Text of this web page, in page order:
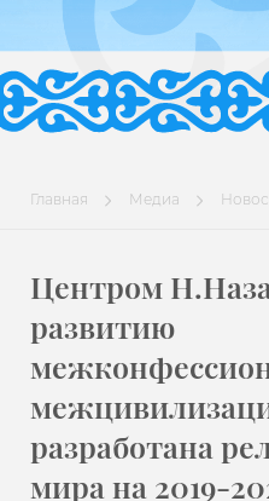
Главная Медиа
Центром
развитию
разработана
мира на 2019-